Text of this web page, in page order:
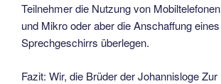
Teilnehmer die Nutzung von
und Mikro oder aber die Anschaffung
Sprechgeschirrs überlegen.
Fazit: Wir, die Brüder der Johannisloge